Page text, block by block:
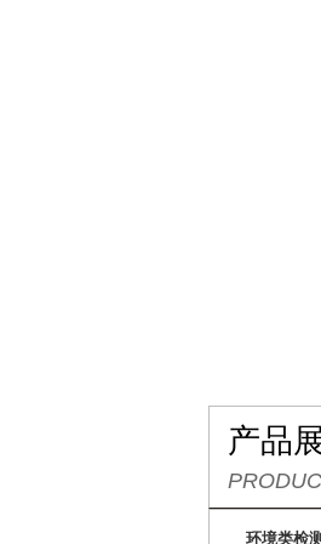
产品
环境类检